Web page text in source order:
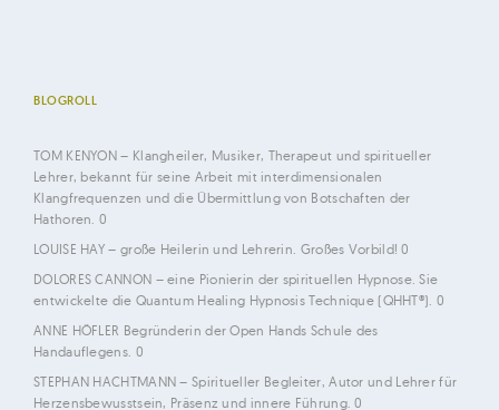
BLOGROLL
TOM KENYON – Klangheiler, Musiker, Therapeut und spiritueller
Lehrer, bekannt für seine Arbeit mit interdimensionalen
Klangfrequenzen und die Übermittlung von Botschaften der
Hathoren. 0
LOUISE HAY – große Heilerin und Lehrerin. Großes Vorbild! 0
DOLORES CANNON – eine Pionierin der spirituellen Hypnose. Sie
entwickelte die Quantum Healing Hypnosis Technique (QHHT®). 0
ANNE HÖFLER Begründerin der Open Hands Schule des
Handauflegens. 0
STEPHAN HACHTMANN – Spiritueller Begleiter, Autor und Lehrer für
Herzensbewusstsein, Präsenz und innere Führung. 0